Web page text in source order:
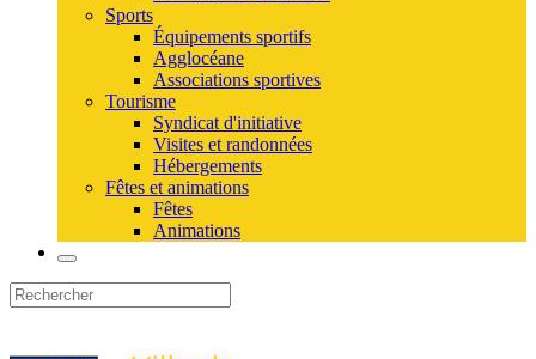
Sports
Équipements sportifs
Agglocéane
Associations sportives
Tourisme
Syndicat d'initiative
Visites et randonnées
Hébergements
Fêtes et animations
Fêtes
Animations